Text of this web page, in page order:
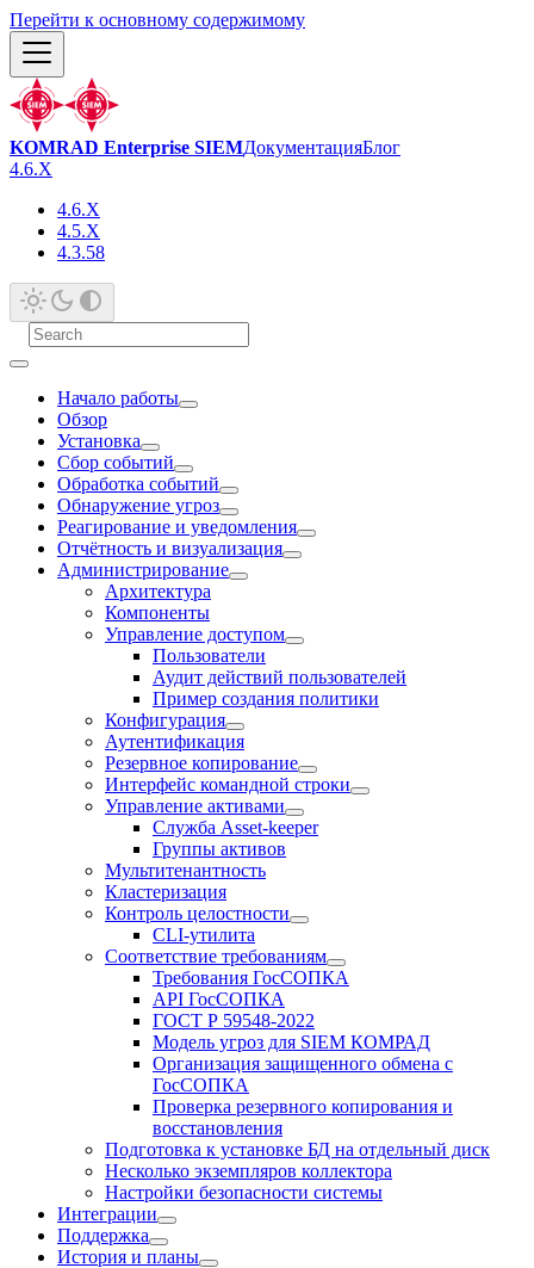
Перейти к основному содержимому
KOMRAD Enterprise SIEMДокументацияБлог
4.6.X
4.6.X
4.5.X
4.3.58
Начало работы
Обзор
Установка
Сбор событий
Обработка событий
Обнаружение угроз
Реагирование и уведомления
Отчётность и визуализация
Администрирование
Архитектура
Компоненты
Управление доступом
Пользователи
Аудит действий пользователей
Пример создания политики
Конфигурация
Аутентификация
Резервное копирование
Интерфейс командной строки
Управление активами
Служба Asset-keeper
Группы активов
Мультитенантность
Кластеризация
Контроль целостности
CLI-утилита
Соответствие требованиям
Требования ГосСОПКА
API ГосСОПКА
ГОСТ Р 59548-2022
Модель угроз для SIEM КОМРАД
Организация защищенного обмена с
ГосСОПКА
Проверка резервного копирования и
восстановления
Подготовка к установке БД на отдельный диск
Несколько экземпляров коллектора
Настройки безопасности системы
Интеграции
Поддержка
История и планы